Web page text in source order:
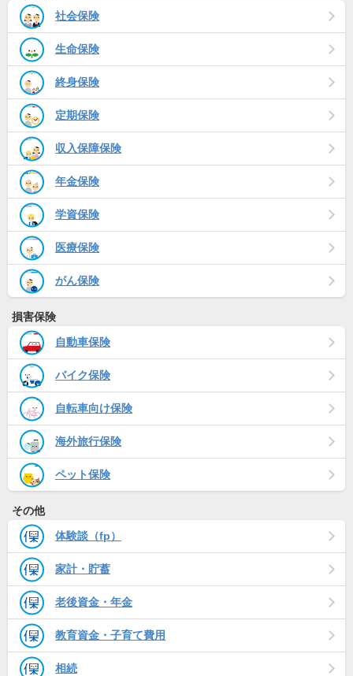
社会保険
生命保険
終身保険
定期保険
収入保障保険
年金保険
学資保険
医療保険
がん保険
損害保険
自動車保険
バイク保険
自転車向け保険
海外旅行保険
ペット保険
その他
体験談（fp）
家計・貯蓄
老後資金・年金
教育資金・子育て費用
相続